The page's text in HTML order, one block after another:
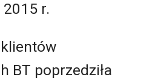
r.
BT poprzedziła